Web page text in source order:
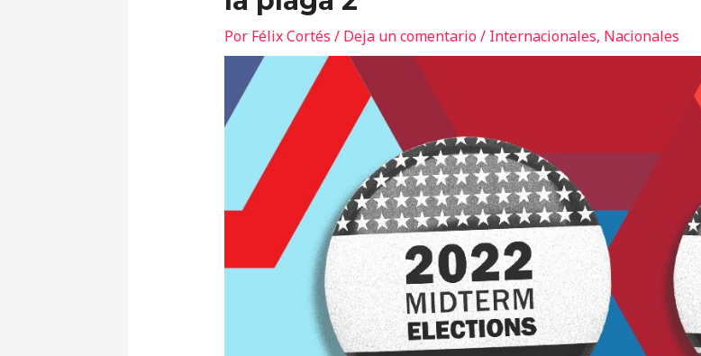
Por Félix Cortés / Deja un comentario/ Internacionales, Nacionales